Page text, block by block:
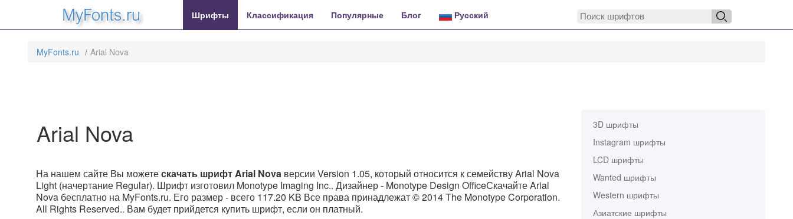
MyFonts.ru Шрифты Классификация Популярные Блог Русский
MyFonts.ru Arial Nova
3D шрифты
Instagram шрифты
LCD шрифты
Wanted шрифты
Western шрифты
Азиатские шрифты
Arial Nova
На нашем сайте Вы можетескачать шрифт Arial Nova версии Version 1.05, который относится к семейству Arial Nova
Light (начертание Regular). Шрифт изготовил Monotype Imaging Inc.. Дизайнер - Monotype Design OfficeСкачайте Arial
Nova бесплатно на MyFonts.ru. Его размер - всего 117.20 KB Все права принадлежат © 2014 The Monotype Corporation.
All Rights Reserved.. Вам будет прийдется купить шрифт, если он платный.